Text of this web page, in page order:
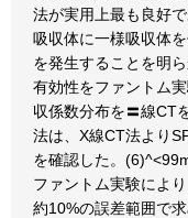
法が実用上最も良好
吸収体に一様吸収体
を発生することを明
有効性をファントム
収係数分布を〓線CT
法は、X線CT法より
を確認した。
ファントム実験によ
約10%の誤差範囲で